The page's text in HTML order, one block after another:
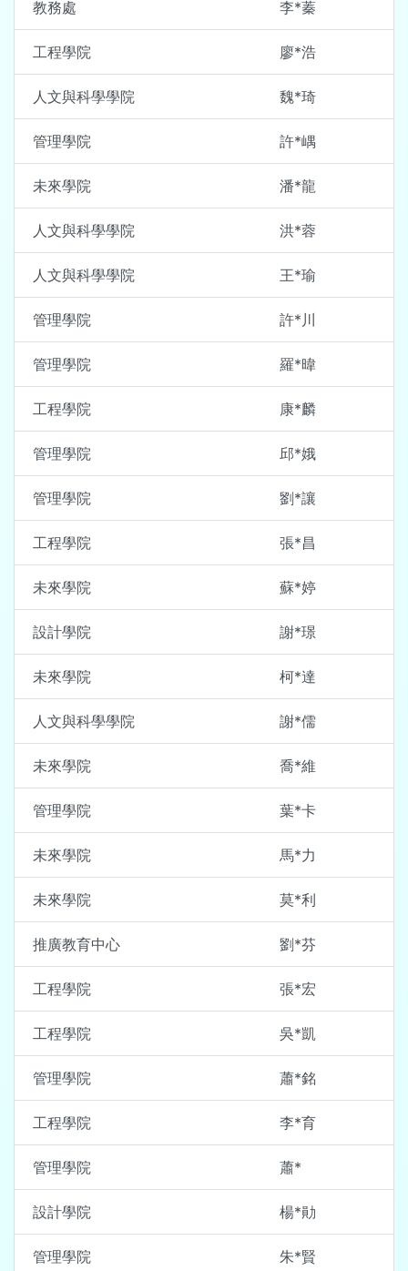
教務處 李*蓁
工程學院 廖*浩
人文與科學學院 魏*琦
管理學院 許*嵎
未來學院 潘*龍
人文與科學學院 洪*蓉
人文與科學學院 王*瑜
管理學院 許*川
管理學院 羅*暐
工程學院 康*麟
管理學院 邱*娥
管理學院 劉*讓
工程學院 張*昌
未來學院 蘇*婷
設計學院 謝*璟
未來學院 柯*達
人文與科學學院 謝*儒
未來學院 喬*維
管理學院 葉*卡
未來學院 馬*力
未來學院 莫*利
推廣教育中心 劉*芬
工程學院 張*宏
工程學院 吳*凱
管理學院 蕭*銘
工程學院 李*育
管理學院 蕭*
設計學院 楊*勛
管理學院 朱*賢